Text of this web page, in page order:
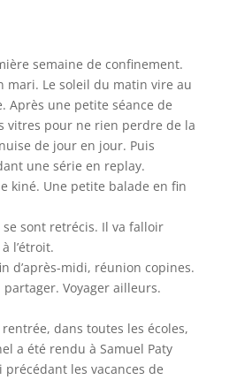
semaine de confinement.
mari. Le soleil du matin vire au
Après une petite séance de
vitres pour ne rien perdre de la
de jour en jour. Puis
une série en replay.
kiné. Une petite balade en fin
se sont retrécis. Il va falloir
l’étroit.
d’après-midi, réunion copines.
Voyager ailleurs.
dans toutes les écoles,
a été rendu à Samuel Paty
les vacances de